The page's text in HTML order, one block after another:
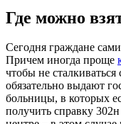
Где можно
Сегодня граждане
Причем иногда проще
чтобы не
обязательно выдают
больницы, в которых
получить справку